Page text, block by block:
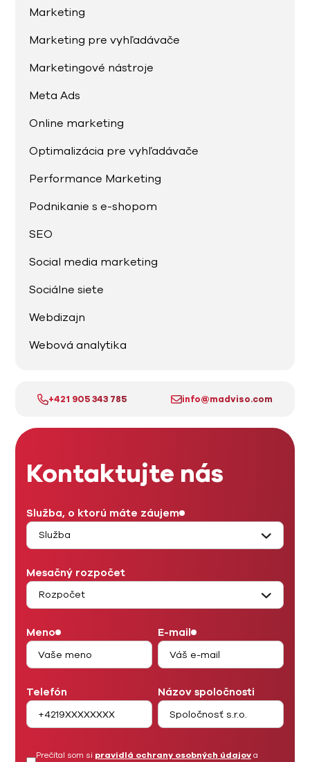
Marketing
Marketing pre vyhľadávače
Marketingové nástroje
Meta Ads
Online marketing
Optimalizácia pre vyhľadávače
Performance Marketing
Podnikanie s e-shopom
SEO
Social media marketing
Sociálne siete
Webdizajn
Webová analytika
+421 905 343 785 info@madviso.com
Kontaktujte nás
Služba, o ktorú máte záujem
Mesačný rozpočet
Meno E-mail
Telefón Názov spoločnosti
Prečítal som si pravidlá ochrany osobných údajova